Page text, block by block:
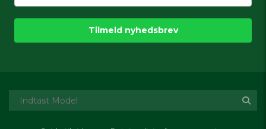
Tilmeld nyhedsbrev